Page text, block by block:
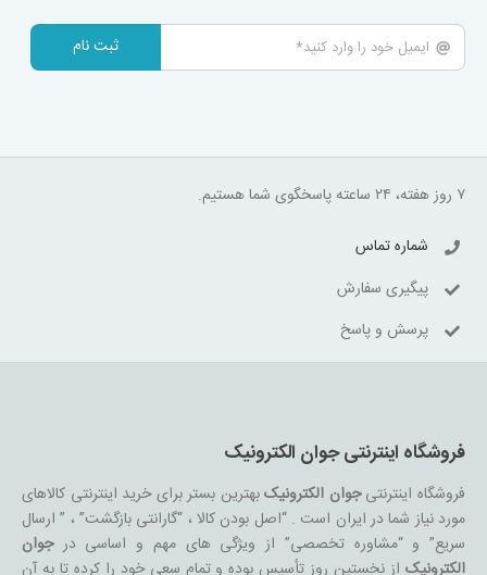
ثبت نام
۷ روز هفته، ۲۴ ساعته پاسخگوی شما هستیم.
شماره تماس
پیگیری سفارش
پرسش و پاسخ
فروشگاه اینترنتی جوان الکترونیک
فروشگاه اینترنتیجوان الکترونیکبهترین بستر برای خرید اینترنتی کالاهای
مورد نیاز شما در ایران است . “اصل بودن کالا ، “گارانتی بازگشت” ، ” ارسال
سریع” و “مشاوره تخصصی” از ویژگی های مهم و اساسی درجوان
الکترونیکاز نخستین روز تأسیس بوده و تمام سعی خود را کرده تا به آن